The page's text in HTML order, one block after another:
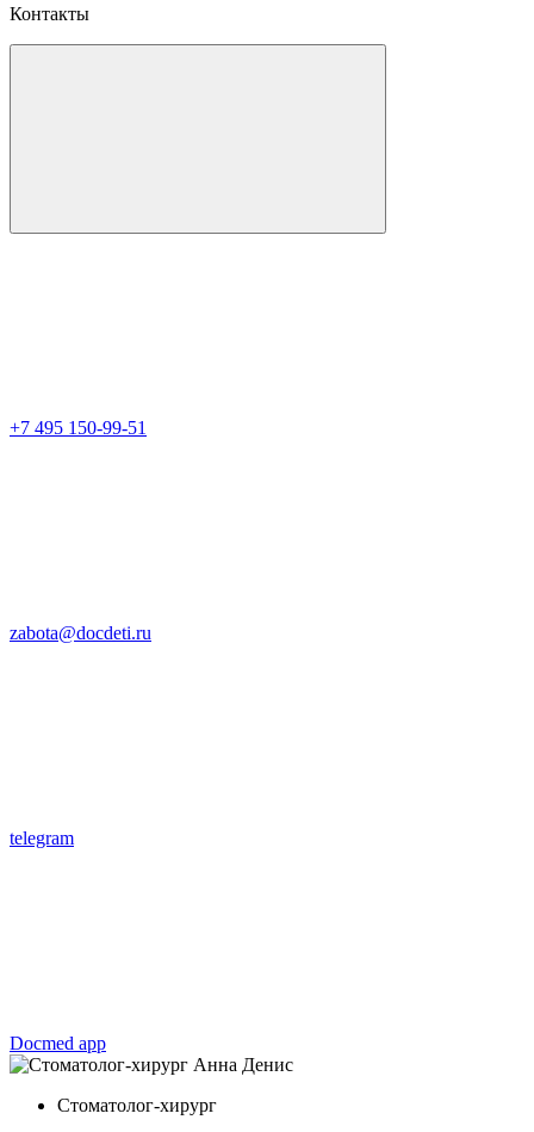
Контакты
+7 495 150-99-51
zabota@docdeti.ru
telegram
Docmed app
Стоматолог-хирург